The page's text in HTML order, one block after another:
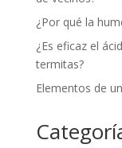
¿Por qué la
¿Es eficaz el
termitas?
Elementos de